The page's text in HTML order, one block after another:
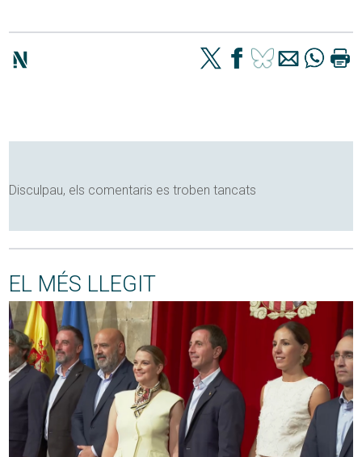
Disculpau, els comentaris es troben tancats
EL MÉS LLEGIT